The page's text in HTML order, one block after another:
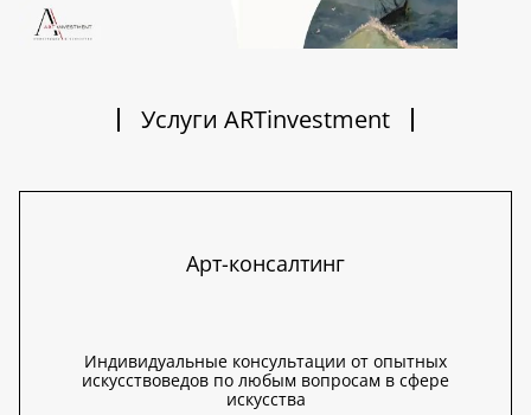
Услуги ARTinvestment
Арт-консалтинг
Индивидуальные консультации от опытных
искусствоведов по любым вопросам в сфере
искусства